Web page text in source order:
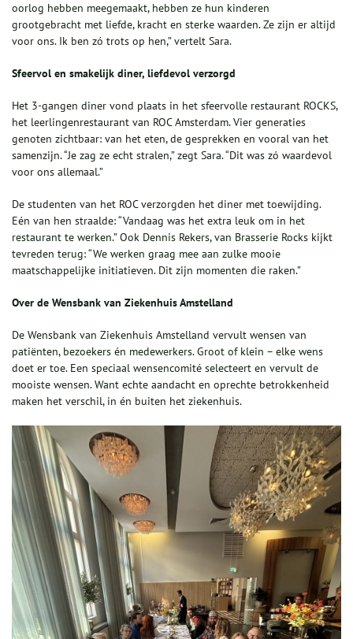
oorlog hebben meegemaakt, hebben ze hun kinderen
grootgebracht met liefde, kracht en sterke waarden. Ze zijn er altijd
voor ons. Ik ben zó trots op hen,” vertelt Sara.
Sfeervol en smakelijk diner, liefdevol verzorgd
Het 3-gangen diner vond plaats in het sfeervolle restaurant ROCKS,
het leerlingenrestaurant van ROC Amsterdam. Vier generaties
genoten zichtbaar: van het eten, de gesprekken en vooral van het
samenzijn. “Je zag ze echt stralen,” zegt Sara. “Dit was zó waardevol
voor ons allemaal.”
De studenten van het ROC verzorgden het diner met toewijding.
Eén van hen straalde: “Vandaag was het extra leuk om in het
restaurant te werken.” Ook Dennis Rekers, van Brasserie Rocks kijkt
tevreden terug: “We werken graag mee aan zulke mooie
maatschappelijke initiatieven. Dit zijn momenten die raken.”
Over de Wensbank van Ziekenhuis Amstelland
De Wensbank van Ziekenhuis Amstelland vervult wensen van
patiënten, bezoekers én medewerkers. Groot of klein – elke wens
doet er toe. Een speciaal wensencomité selecteert en vervult de
mooiste wensen. Want echte aandacht en oprechte betrokkenheid
maken het verschil, in én buiten het ziekenhuis.